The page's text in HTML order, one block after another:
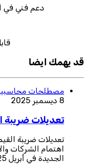
دعم
قد يهمك ايضا
مصطلحات
8 ديسمبر 2025
تعديلات ضريبة
تعديلات ضريبة
اهتمام الشركات
الجديدة في أبريل 2025، والتي أضافت تو